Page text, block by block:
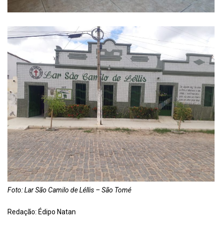
Foto: Lar São Camilo de Léllis – São Tomé
Redação: Édipo Natan